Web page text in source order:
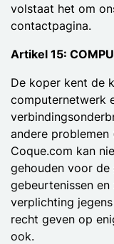
volstaat het om
contactpagina.
Artikel 15:
De koper kent de
computernetwerk
andere
Coque.com kan
gehouden voor
gebeurtenissen
verplichting
recht geven op
ook.